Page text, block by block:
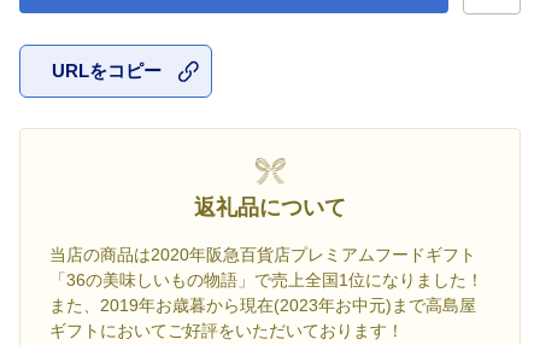
URLをコピー
返礼品について
当店の商品は2020年阪急百貨店プレミアムフードギフト
「36の美味しいもの物語」で売上全国1位になりました！
また、2019年お歳暮から現在(2023年お中元)まで高島屋
ギフトにおいてご好評をいただいております！